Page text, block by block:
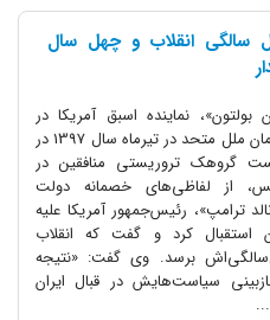
سالگی انقلاب و چهل سال
نماینده اسبق آمریکا در
سازمان ملل متحد در تیرماه سال 1397 در
گروهک تروریستی منافقین در
از لفاظی‌‌های خصمانه دولت
ترامپ»، رئیس‌جمهور آمریکا علیه
استقبال کرد و گفت که انقلاب
برسد. وی گفت: «نتیجه
سیاست‌هایش در قبال ایران